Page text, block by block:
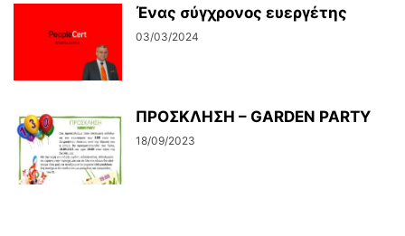
Ένας σύγχρονος ευεργέτης
03/03/2024
ΠΡΟΣΚΛΗΣΗ – GARDEN PARTY
18/09/2023